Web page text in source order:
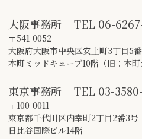
大阪事務所 TEL 06-
〒541-0052
大阪府大阪市中央区安土町3丁目5
本町ミッドキューブ10階（旧：本町
東京事務所 TEL 03-
〒100-0011
東京都千代田区内幸町2丁目2番3号
日比谷国際ビル14階